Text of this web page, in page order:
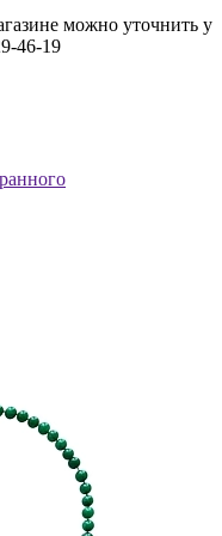
можно уточнить у
46-19